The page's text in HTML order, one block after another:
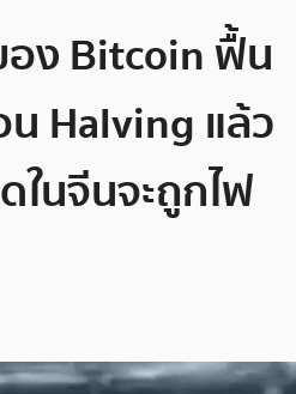
ง Bitcoin ฟื้น
Halving แล้ว
ในจีนจะถูกไฟ